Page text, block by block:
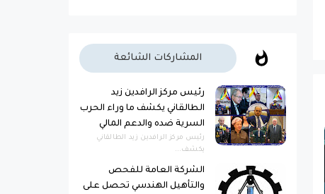
المشاركات الشائعة
رئيس مركز الرافدين زيد
الطالقاني يكشف ما وراء الحرب
السرية ضده والدعم المالي
رئيس مركز الرافدين زيد الطالقاني
يكشف...
الشركة العامة للفحص
والتأهيل الهندسي تحصل على